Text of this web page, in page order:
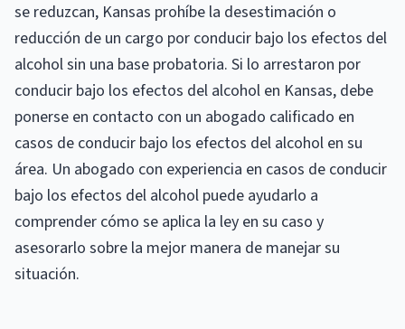
se reduzcan, Kansas prohíbe la desestimación o
reducción de un cargo por conducir bajo los efectos del
alcohol sin una base probatoria. Si lo arrestaron por
conducir bajo los efectos del alcohol en Kansas, debe
ponerse en contacto con un abogado calificado en
casos de conducir bajo los efectos del alcohol en su
área. Un abogado con experiencia en casos de conducir
bajo los efectos del alcohol puede ayudarlo a
comprender cómo se aplica la ley en su caso y
asesorarlo sobre la mejor manera de manejar su
situación.